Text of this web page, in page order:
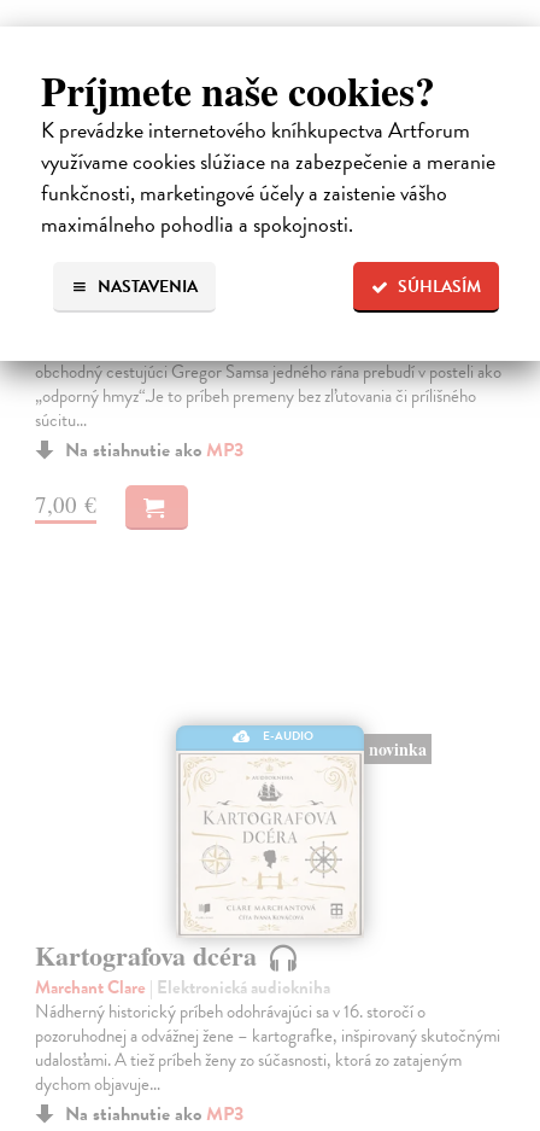
Príjmete naše cookies?
K prevádzke internetového kníhkupectva Artforum
využívame cookies slúžiace na zabezpečenie a meranie
funkčnosti, marketingové účely a zaistenie vášho
maximálneho pohodlia a spokojnosti.
SÚHLASÍM
NASTAVENIA
Premena
obchodný cestujúci Gregor Samsa jedného rána prebudí v posteli ako
„odporný hmyz“.Je to príbeh premeny bez zľutovania či prílišného
súcitu…
Na stiahnutie ako MP3
7,00 €
E-AUDIO
novinka
Kartografova dcéra
Marchant Clare | Elektronická audiokniha
Nádherný historický príbeh odohrávajúci sa v 16. storočí o
pozoruhodnej a odvážnej žene – kartografke, inšpirovaný skutočnými
udalosťami. A tiež príbeh ženy zo súčasnosti, ktorá zo zatajeným
dychom objavuje…
Na stiahnutie ako MP3